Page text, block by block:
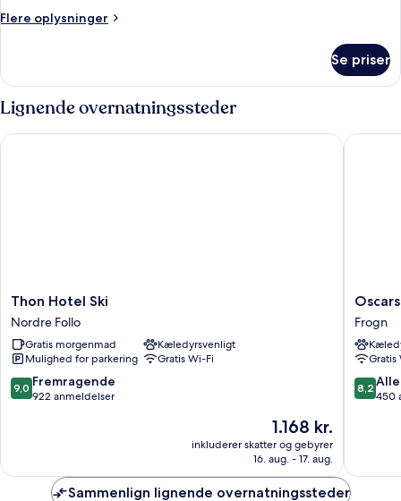
Flere oplysninger
Flere
Double
Room
Se priser
Lignende overnatningssteder
Thon
Hotel
Ski
Nordre
Follo
Thon Hotel Ski
Nordre Follo
Gratis morgenmad
Kæledyrsvenligt
Mulighed for parkering
Gratis Wi-Fi
9.0
ud
anmeldelser
9,0 Fremragende
922 anmeldelser
Prisen
1.168 kr.
1.168 kr.
inkluderer skatter og gebyrer
16. aug. - 17. aug.
Thon Hotel Ski
Castle
Hotel
&
Resort
Frogn
Frogn
Gratis
8.2
ud
8,2
450
Sammenlign lignende overnatningssteder